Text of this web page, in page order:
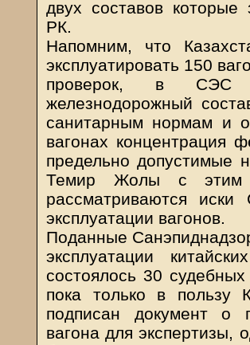
двух составов которые
РК.
Напомним, что
эксплуатировать 150
проверок, в СЭС
железнодорожный
санитарным нормам и
вагонах концентрация
предельно допустимые
Темир Жолы с этим
рассматриваются
эксплуатации вагонов.
Поданные
эксплуатации
состоялось 30
пока только в пользу
подписан документ о
вагона для экспертизы,